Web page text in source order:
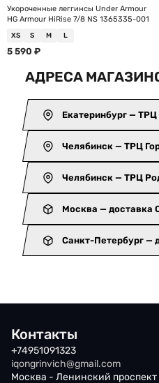
Укороченные леггинсы Under Armour
HG Armour HiRise 7/8 NS 1365335-001
XS S M L
5 590 ₽
АДРЕСА
Екатеринбург — ТРЦ
Челябинск — ТРЦ
Челябинск — ТРЦ
Москва — доставка
Санкт-Петербург —
Контакты
+74951091323
iqongrinvich@gmail.com
Москва - Ленинский проспект